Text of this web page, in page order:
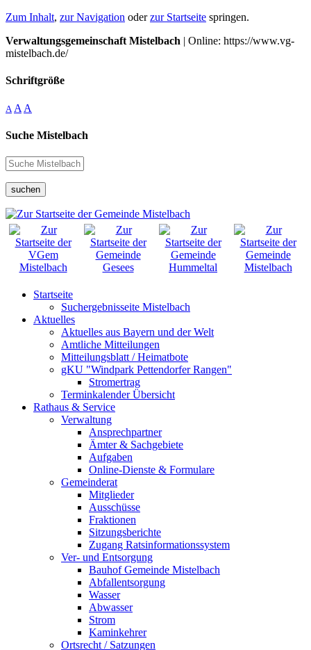
Zum Inhalt, zur Navigation oderzur Startseite springen.
Verwaltungsgemeinschaft Mistelbach | Online: https://www.vg-
mistelbach.de/
Schriftgröße
A A A
Suche Mistelbach
suchen
Startseite
Suchergebnisseite Mistelbach
Aktuelles
Aktuelles aus Bayern und der Welt
Amtliche Mitteilungen
Mitteilungsblatt / Heimatbote
gKU "Windpark Pettendorfer Rangen"
Stromertrag
Terminkalender Übersicht
Rathaus & Service
Verwaltung
Ansprechpartner
Ämter & Sachgebiete
Aufgaben
Online-Dienste & Formulare
Gemeinderat
Mitglieder
Ausschüsse
Fraktionen
Sitzungsberichte
Zugang Ratsinformationssystem
Ver- und Entsorgung
Bauhof Gemeinde Mistelbach
Abfallentsorgung
Wasser
Abwasser
Strom
Kaminkehrer
Ortsrecht / Satzungen